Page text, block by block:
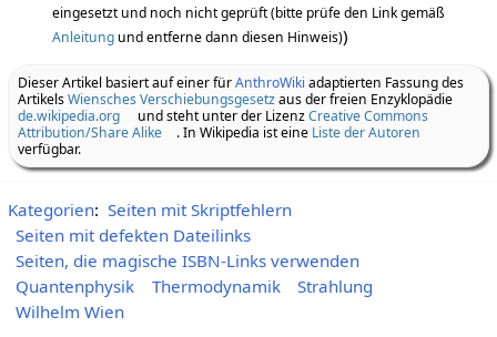
eingesetzt und noch nicht geprüft (bitte prüfe den Link gemäß
Anleitungund entferne dann diesen Hinweis))
Dieser Artikel basiert auf einer fürAnthroWiki adaptierten Fassung des
ArtikelsWiensches Verschiebungsgesetzaus der freien Enzyklopädie
de.wikipedia.org
und steht unter der LizenzCreative Commons
Attribution/Share Alike
. In Wikipedia ist eine Liste der Autoren
verfügbar.
Kategorien: Seiten mit Skriptfehlern
Seiten mit defekten Dateilinks
Seiten, die magische ISBN-Links verwenden
Quantenphysik
Thermodynamik
Strahlung
Wilhelm Wien